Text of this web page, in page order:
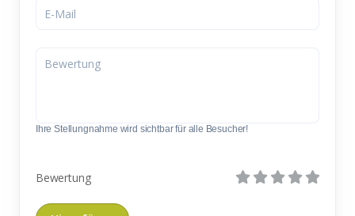
Ihre Stellungnahme wird sichtbar für alle Besucher!
Bewertung